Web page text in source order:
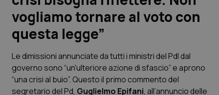
Lavoro e Professioni
Scienza e Farmaci
Studi e Analisi
vogliamo tornare al voto con
questa legge”
Le dimissioni annunciate da tutti i ministri del Pdl dal
governo sono “un'ulteriore azione di sfascio” e aprono
“una crisi al buio”. Questo il primo commento del
segretario del Pd, Guglielmo Epifani, all’annuncio delle